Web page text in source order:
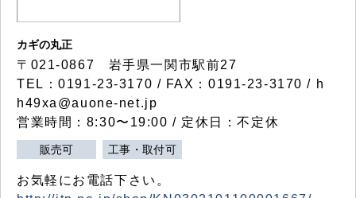
カギの丸正
〒021-0867 岩手県一関市駅前27
TEL：0191-23-3170 / FAX：0191-23-3170 / h
h49xa@auone-net.jp
営業時間：8:30〜19:00 / 定休日：不定休
販売可 工事・取付可
お気軽にお電話下さい。